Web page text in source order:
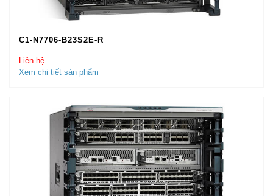
C1-N7706-B23S2E-R
Liên hệ
Xem chi tiết sản phẩm